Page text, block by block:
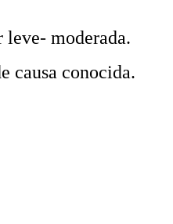
moderada.
causa conocida.